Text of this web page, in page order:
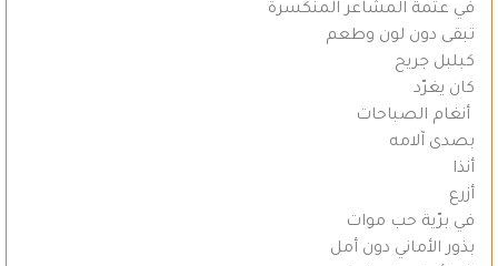
في عتمة المشاعر المنكسرة
تبقى دون لون وطعم
كبلبل جريح
كان يغرّد
أنغام الصباحات
بصدى آلامه
أنذا
أزرع
في برّية حب موات
بذور الأماني دون أمل